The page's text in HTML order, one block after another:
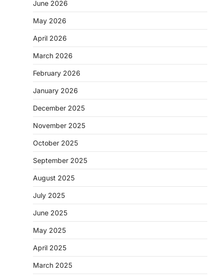
June 2026
May 2026
April 2026
March 2026
February 2026
January 2026
December 2025
November 2025
October 2025
September 2025
August 2025
July 2025
June 2025
May 2025
April 2025
March 2025